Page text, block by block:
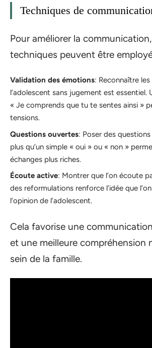
Techniques de
Pour améliorer la
techniques peuvent être
Validation des émotions: Reconnaître
l’adolescent sans jugement est essentiel.
« Je comprends que tu te sentes ainsi »
tensions.
Questions ouvertes: Poser des
plus qu’un simple « oui » ou « non »
échanges plus riches.
Écoute active: Montrer que l’on écoute
des reformulations renforce l’idée que
l’opinion de l’adolescent.
Cela favorise une
et une meilleure compréhension
sein de la famille.